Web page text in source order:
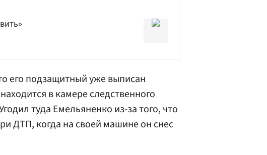
его подзащитный уже выписан
в камере следственного
туда Емельяненко из-за того, что
ДТП, когда на своей машине он снес